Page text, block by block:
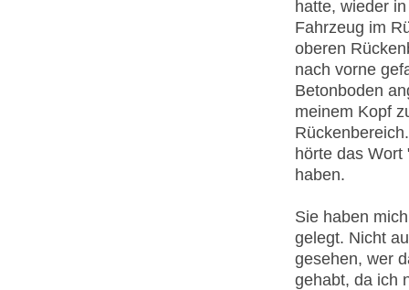
hatte, wieder
Fahrzeug im
oberen
nach vorne
Betonboden
meinem Kopf
hörte das Wort
haben.
Sie haben
gelegt. Nicht
gesehen, wer
gehabt, da ich